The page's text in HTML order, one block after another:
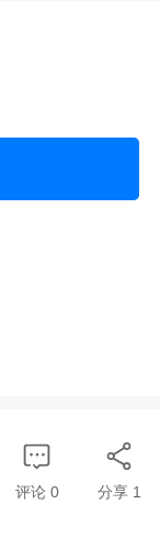
评论 0 分享 1